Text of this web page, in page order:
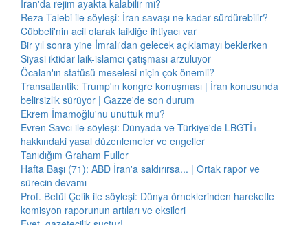
İran'da rejim ayakta kalabilir mi?
Reza Talebi ile söyleşi: İran savaşı ne kadar sürdürebilir?
Cübbeli'nin acil olarak laikliğe ihtiyacı var
Bir yıl sonra yine İmralı'dan gelecek açıklamayı beklerken
Siyasi iktidar laik-islamcı çatışması arzuluyor
Öcalan'ın statüsü meselesi niçin çok önemli?
Transatlantik: Trump'ın kongre konuşması | İran konusunda
belirsizlik sürüyor | Gazze'de son durum
Ekrem İmamoğlu'nu unuttuk mu?
Evren Savcı ile söyleşi: Dünyada ve Türkiye'de LBGTİ+
hakkındaki yasal düzenlemeler ve engeller
Tanıdığım Graham Fuller
Hafta Başı (71): ABD İran'a saldırırsa... | Ortak rapor ve
sürecin devamı
Prof. Betül Çelik ile söyleşi: Dünya örneklerinden hareketle
komisyon raporunun artıları ve eksileri